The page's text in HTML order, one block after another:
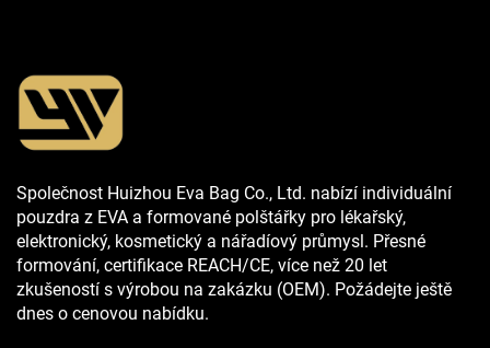
Společnost Huizhou Eva Bag Co., Ltd. nabízí individuální
pouzdra z EVA a formované polštářky pro lékařský,
elektronický, kosmetický a nářadíový průmysl. Přesné
formování, certifikace REACH/CE, více než 20 let
zkušeností s výrobou na zakázku (OEM). Požádejte ještě
dnes o cenovou nabídku.